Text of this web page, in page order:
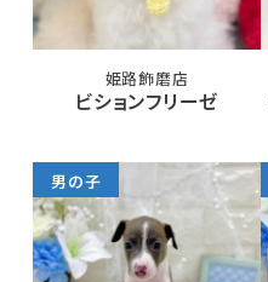
姫路飾磨店
ビションフリーゼ
男の子